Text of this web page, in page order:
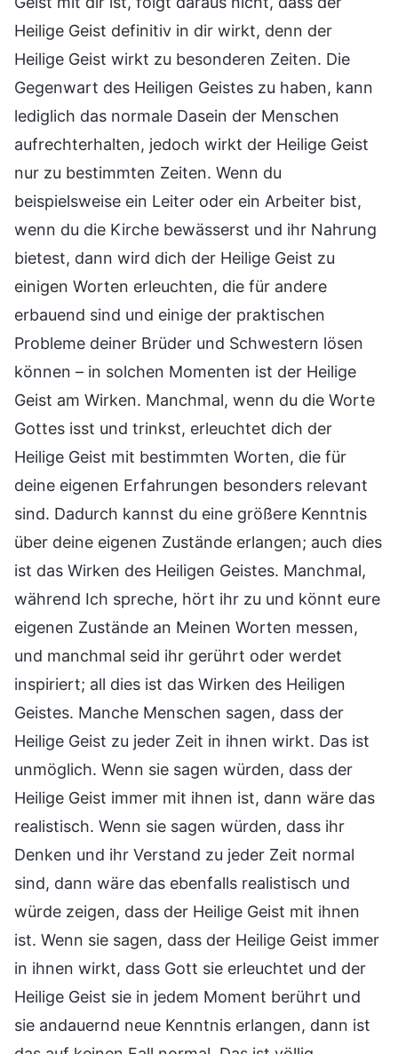
Heilige Geist definitiv in dir wirkt, denn der
Heilige Geist wirkt zu besonderen Zeiten. Die
Gegenwart des Heiligen Geistes zu haben, kann
lediglich das normale Dasein der Menschen
aufrechterhalten, jedoch wirkt der Heilige Geist
nur zu bestimmten Zeiten. Wenn du
beispielsweise ein Leiter oder ein Arbeiter bist,
wenn du die Kirche bewässerst und ihr Nahrung
bietest, dann wird dich der Heilige Geist zu
einigen Worten erleuchten, die für andere
erbauend sind und einige der praktischen
Probleme deiner Brüder und Schwestern lösen
können – in solchen Momenten ist der Heilige
Geist am Wirken. Manchmal, wenn du die Worte
Gottes isst und trinkst, erleuchtet dich der
Heilige Geist mit bestimmten Worten, die für
deine eigenen Erfahrungen besonders relevant
sind. Dadurch kannst du eine größere Kenntnis
über deine eigenen Zustände erlangen; auch dies
ist das Wirken des Heiligen Geistes. Manchmal,
während Ich spreche, hört ihr zu und könnt eure
eigenen Zustände an Meinen Worten messen,
und manchmal seid ihr gerührt oder werdet
inspiriert; all dies ist das Wirken des Heiligen
Geistes. Manche Menschen sagen, dass der
Heilige Geist zu jeder Zeit in ihnen wirkt. Das ist
unmöglich. Wenn sie sagen würden, dass der
Heilige Geist immer mit ihnen ist, dann wäre das
realistisch. Wenn sie sagen würden, dass ihr
Denken und ihr Verstand zu jeder Zeit normal
sind, dann wäre das ebenfalls realistisch und
würde zeigen, dass der Heilige Geist mit ihnen
ist. Wenn sie sagen, dass der Heilige Geist immer
in ihnen wirkt, dass Gott sie erleuchtet und der
Heilige Geist sie in jedem Moment berührt und
sie andauernd neue Kenntnis erlangen, dann ist